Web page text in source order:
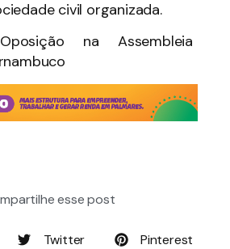
civil organizada.
na Assembleia
esse post
Twitter
Pinterest